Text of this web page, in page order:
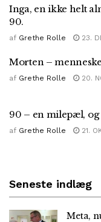
Inga, en ikke helt
90.
af Grethe Rolle 23.
Morten –
af Grethe Rolle 20.
90 – en milepæl, og
af Grethe Rolle 21.
Seneste indlæg
Meta,